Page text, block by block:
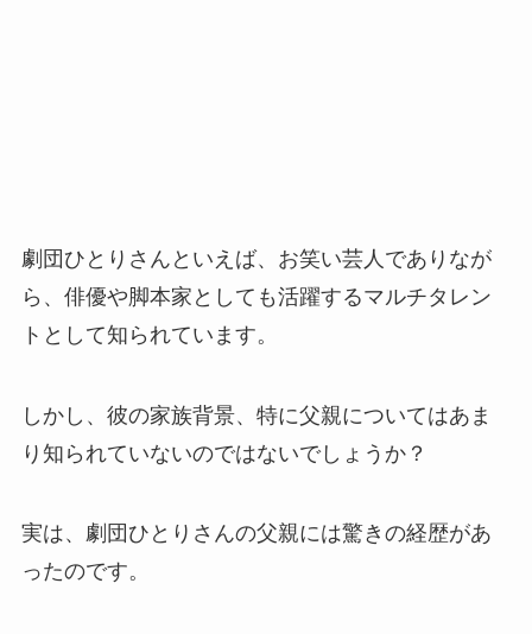
劇団ひとりさんといえば、お笑い芸人でありなが
ら、俳優や脚本家としても活躍するマルチタレン
トとして知られています。
しかし、彼の家族背景、特に父親についてはあま
り知られていないのではないでしょうか？
実は、劇団ひとりさんの父親には驚きの経歴があ
ったのです。